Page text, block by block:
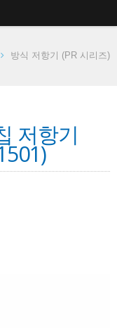
방식 저항기 (PR 시리즈)
저항기